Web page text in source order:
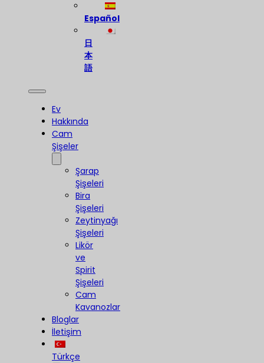
Español
日
本
語
Ev
Hakkında
Cam
Şişeler
Şarap
Şişeleri
Bira
Şişeleri
Zeytinyağı
Şişeleri
Likör
ve
Spirit
Şişeleri
Cam
Kavanozlar
Bloglar
İletişim
Türkçe